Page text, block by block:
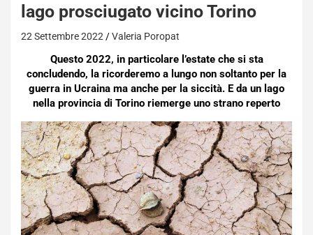
lago prosciugato vicino Torino
22 Settembre 2022 Valeria Poropat
Questo 2022, in particolare l’estate che si sta
concludendo, la ricorderemo a lungo non soltanto per la
guerra in Ucraina ma anche per la siccità. E da un lago
nella provincia di Torino riemerge uno strano reperto